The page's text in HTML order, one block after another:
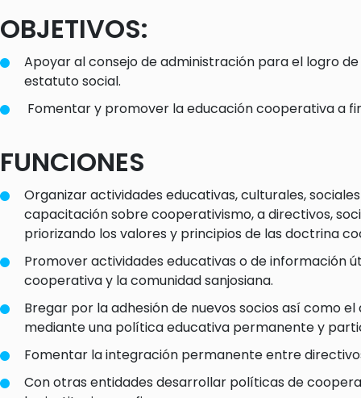
OBJETIVOS:
Apoyar al consejo de administración para el logro
estatuto social.
Fomentar y promover la educación cooperativa a
FUNCIONES
Organizar actividades educativas, culturales,
capacitación sobre cooperativismo, a directivos,
priorizando los valores y principios de las doctrina
Promover actividades educativas o de información
cooperativa y la comunidad sanjosiana.
Bregar por la adhesión de nuevos socios así como
mediante una política educativa permanente y
Fomentar la integración permanente entre
Con otras entidades desarrollar políticas de